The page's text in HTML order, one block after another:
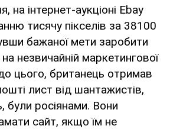
на інтернет-аукціоні Ebay
тисячу пікселів за 38100
бажаної мети заробити
незвичайній маркетингової
цього, британець отримав
лист від шантажистів,
були росіянами. Вони
сайт, якщо їм не